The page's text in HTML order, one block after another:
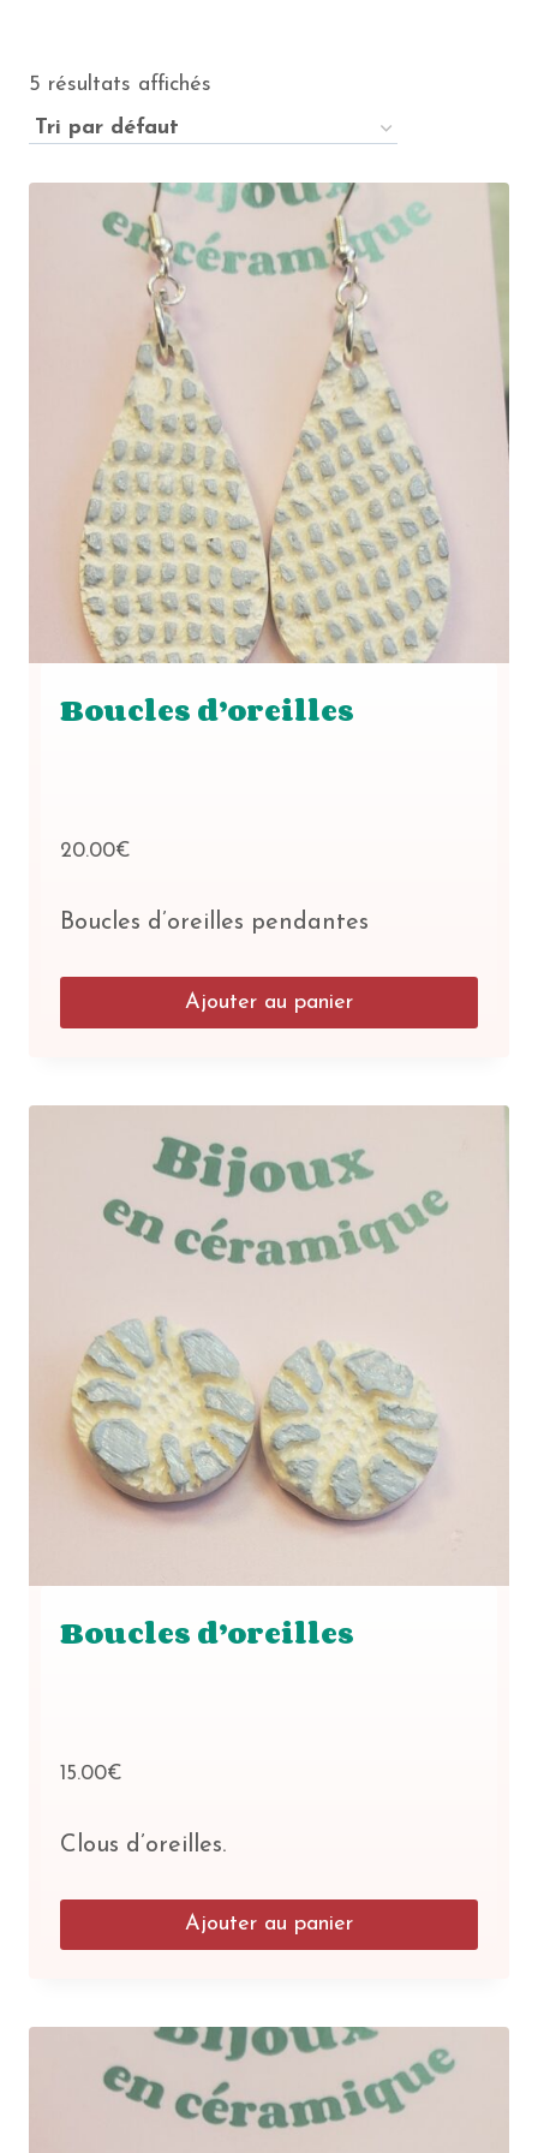
5 résultats affichés
Boucles d’oreilles
20.00€
Boucles d’oreilles pendantes
Ajouter au panier
Boucles d’oreilles
15.00€
Clous d’oreilles.
Ajouter au panier